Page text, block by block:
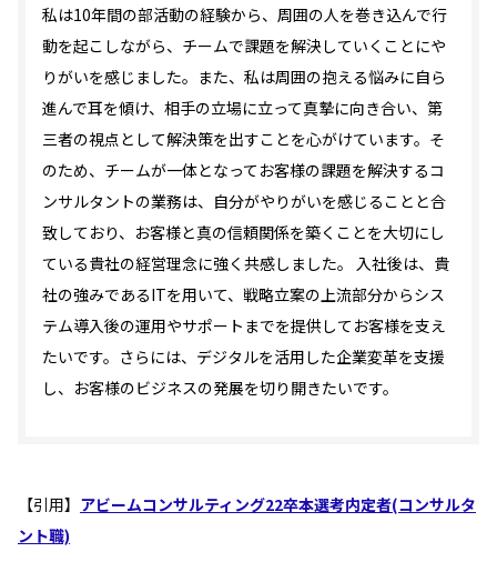
私は10年間の部活動の経験から、周囲の人を巻き込んで行
動を起こしながら、チームで課題を解決していくことにや
りがいを感じました。また、私は周囲の抱える悩みに自ら
進んで耳を傾け、相手の立場に立って真摯に向き合い、第
三者の視点として解決策を出すことを心がけています。そ
のため、チームが一体となってお客様の課題を解決するコ
ンサルタントの業務は、自分がやりがいを感じることと合
致しており、お客様と真の信頼関係を築くことを大切にし
ている貴社の経営理念に強く共感しました。 入社後は、貴
社の強みであるITを用いて、戦略立案の上流部分からシス
テム導入後の運用やサポートまでを提供してお客様を支え
たいです。さらには、デジタルを活用した企業変革を支援
し、お客様のビジネスの発展を切り開きたいです。
【引用】 アビームコンサルティング22卒本選考内定者(コンサルタ
ント職)